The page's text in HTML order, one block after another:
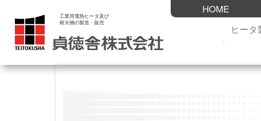
工業用電熱ヒータ及び
耐火物の製造・販売
HOME
ヒータ